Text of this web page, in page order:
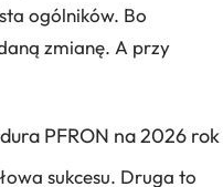
ogólników. Bo
zmianę. A przy
PFRON na 2026 rok
sukcesu. Druga to